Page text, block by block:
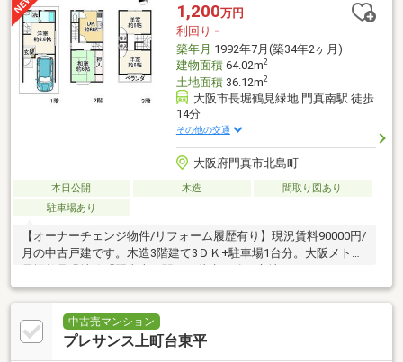
1,200万円
利回り -
築年月 1992年7月(築34年2ヶ月)
建物面積64.02m2
土地面積36.12m2
大阪市長堀鶴見緑地 門真南駅 徒歩
14分
その他の交通
大阪府門真市北島町
本日公開 木造
間取り図あり
駐車場あり
【オーナーチェンジ物件/リフォーム履歴有り】現況賃料90000円/
月の中古戸建です。木造3階建て3ＤＫ+駐車場1台分。大阪メトロ
中古売マンション
プレサンス上町台東平